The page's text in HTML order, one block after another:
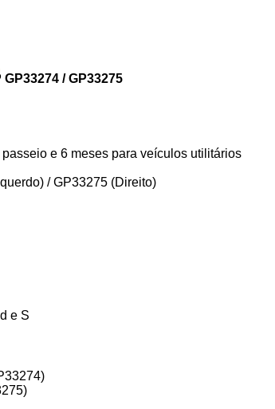
/ GP33275
e 6 meses para veículos utilitários
/ GP33275 (Direito)
e S